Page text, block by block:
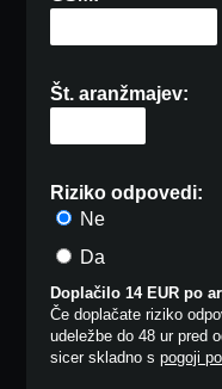
Št. aranžmajev:
Riziko odpovedi:
Ne
Da
Doplačilo 14 EUR po
Če doplačate riziko
udeležbe do 48 ur pred
sicer skladno spogoji